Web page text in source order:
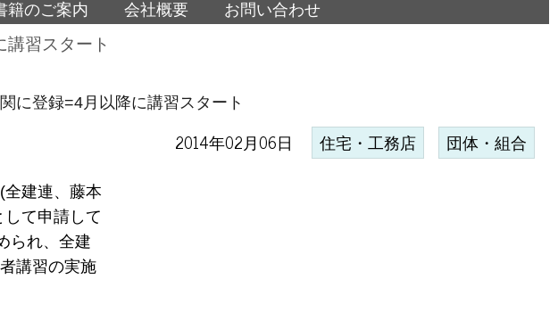
籍のご案内 会社概要 お問い合わせ
習スタート
に登録=4月以降に講習スタート
2014年02月06日 住宅・工務店 団体・組合
建連、藤本
て申請して
られ、全建
講習の実施